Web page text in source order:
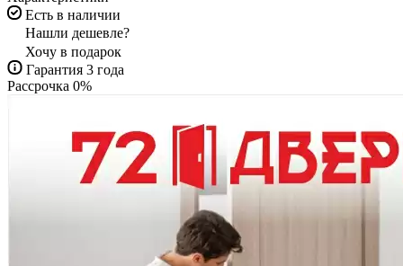
Есть в наличии
Нашли дешевле?
Хочу в подарок
Гарантия 3 года
Рассрочка 0%